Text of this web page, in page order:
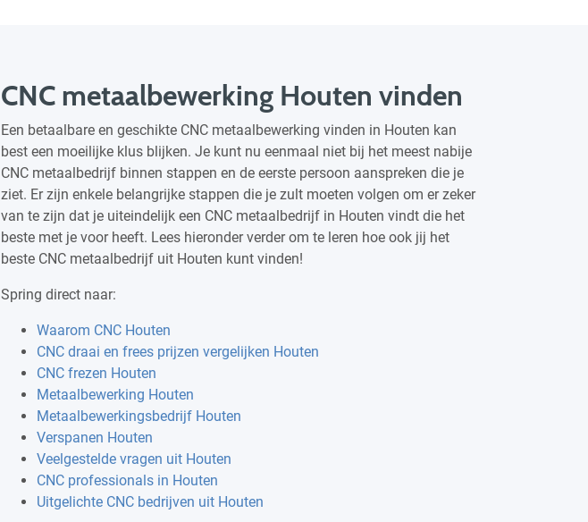
CNC metaalbewerking Houten vinden
Een betaalbare en geschikte CNC metaalbewerking vinden in Houten kan
best een moeilijke klus blijken. Je kunt nu eenmaal niet bij het meest nabije
CNC metaalbedrijf binnen stappen en de eerste persoon aanspreken die je
ziet. Er zijn enkele belangrijke stappen die je zult moeten volgen om er zeker
van te zijn dat je uiteindelijk een CNC metaalbedrijf in Houten vindt die het
beste met je voor heeft. Lees hieronder verder om te leren hoe ook jij het
beste CNC metaalbedrijf uit Houten kunt vinden!
Spring direct naar:
Waarom CNC Houten
CNC draai en frees prijzen vergelijken Houten
CNC frezen Houten
Metaalbewerking Houten
Metaalbewerkingsbedrijf Houten
Verspanen Houten
Veelgestelde vragen uit Houten
CNC professionals in Houten
Uitgelichte CNC bedrijven uit Houten